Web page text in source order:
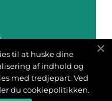
til at huske dine
af indhold og
med tredjepart. Ved
du cookiepolitikken.